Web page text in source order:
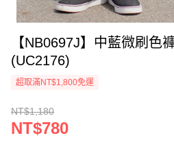
【NB0697J】中藍微刷色
(UC2176)
超取滿NT$1,800免運
NT$1,180
NT$780